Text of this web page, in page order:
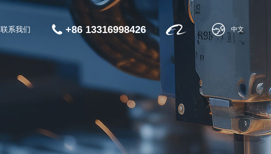
联系我们 +86 13316998426 中文